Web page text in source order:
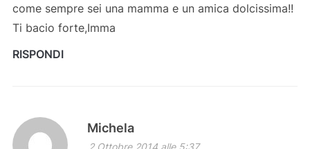
come sempre sei una mamma e un amica dolcissima!!
Ti bacio forte,Imma
RISPONDI
Michela
2 Ottobre 2014 alle 5:37